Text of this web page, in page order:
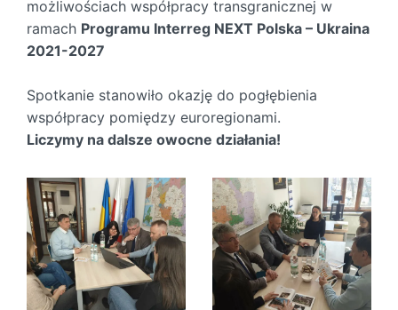
możliwościach współpracy transgranicznej w
ramach Programu Interreg NEXT Polska – Ukraina
2021-2027
Spotkanie stanowiło okazję do pogłębienia
współpracy pomiędzy euroregionami.
Liczymy na dalsze owocne działania!